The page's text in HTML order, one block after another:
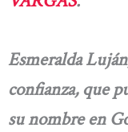
Esmeralda
confianza, que
su nombre en